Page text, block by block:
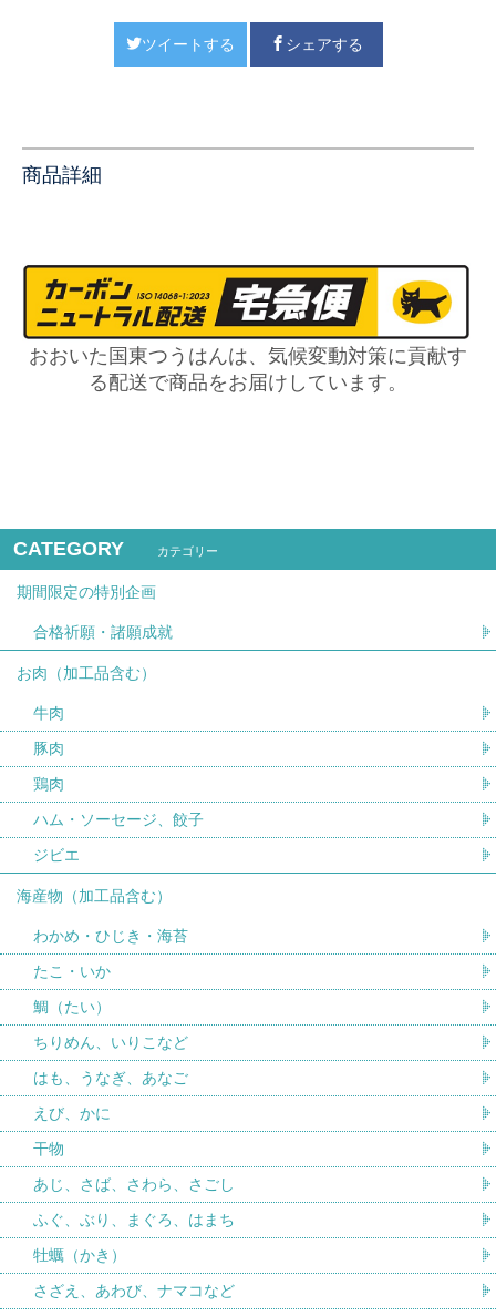
ツイートする シェアする
商品詳細
おおいた国東つうはんは、気候変動対策に貢献す
る配送で商品をお届けしています。
CATEGORY カテゴリー
期間限定の特別企画
合格祈願・諸願成就
お肉（加工品含む）
牛肉
豚肉
鶏肉
ハム・ソーセージ、餃子
ジビエ
海産物（加工品含む）
わかめ・ひじき・海苔
たこ・いか
鯛（たい）
ちりめん、いりこなど
はも、うなぎ、あなご
えび、かに
干物
あじ、さば、さわら、さごし
ふぐ、ぶり、まぐろ、はまち
牡蠣（かき）
さざえ、あわび、ナマコなど